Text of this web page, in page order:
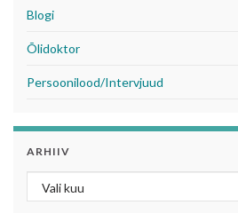
Blogi
Õlidoktor
Persoonilood/Intervjuud
ARHIIV
Arhiiv